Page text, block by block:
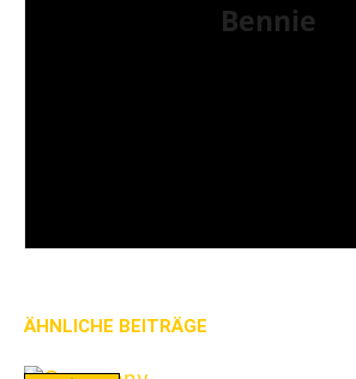
Bennie
ÄHNLICHE BEITRÄGE